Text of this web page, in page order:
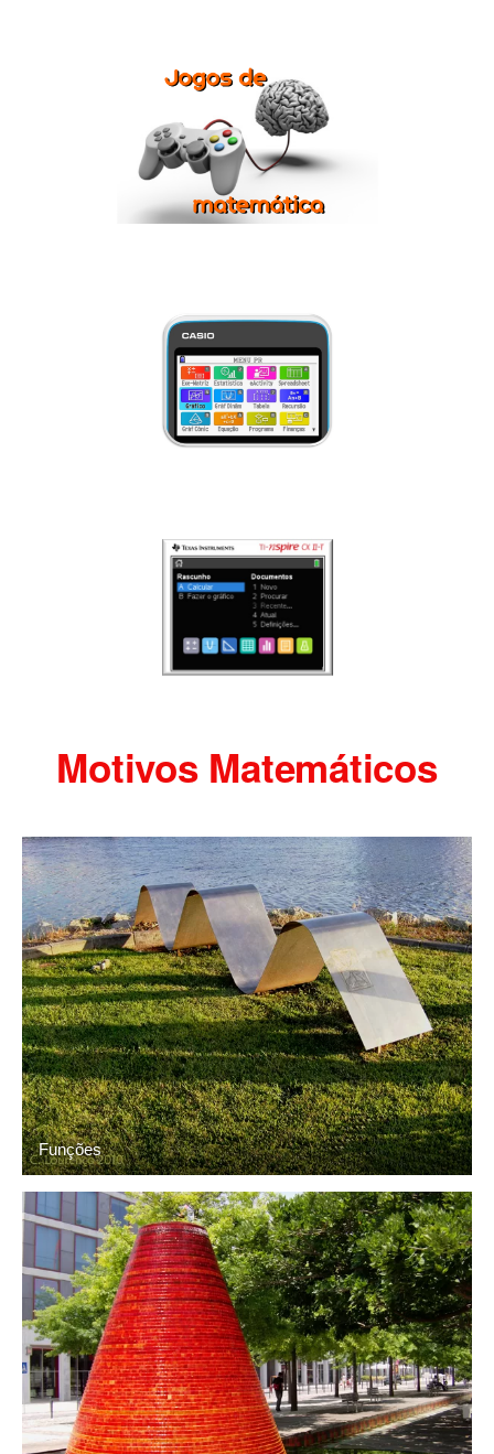
Motivos Matemáticos
Funções